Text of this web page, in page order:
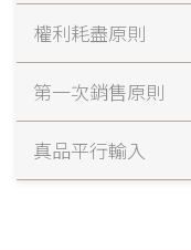
權利耗盡原則
第一次銷售原則
真品平行輸入